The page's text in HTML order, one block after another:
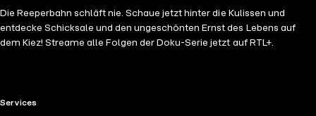
Die Reeperbahn schläft nie. Schaue jetzt hinter die Kulissen und
entdecke Schicksale und den ungeschönten Ernst des Lebens auf
dem Kiez! Streame alle Folgen der Doku-Serie jetzt auf RTL+.
RTL+ useful links.
Services